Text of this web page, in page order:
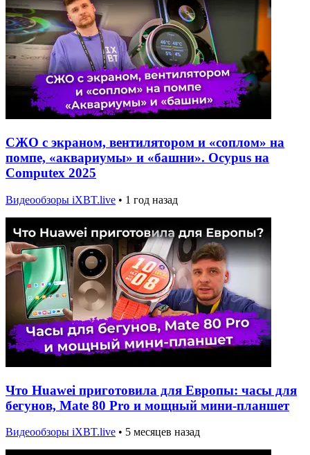
СЖО с экраном, вентилятором и «соплом» на
помпе, «аквариумы» и «башни». Ocypus на
Computex 2025
Видеообзоры iXBT.live • 1 год назад
Что Huawei приготовила для Европы: часы для
бегунов, Mate 80 Pro и мощный мини-планшет
Видеообзоры iXBT.live • 5 месяцев назад